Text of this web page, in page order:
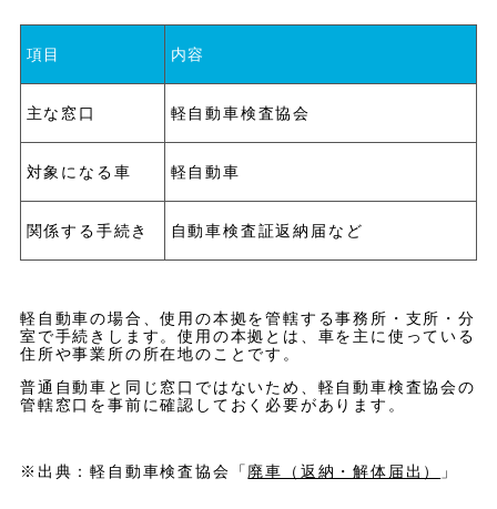
項目 内容
主な窓口 軽自動車検査協会
対象になる車 軽自動車
関係する手続き 自動車検査証返納届など
軽自動車の場合、使用の本拠を管轄する事務所・支所・分
室で手続きします。使用の本拠とは、車を主に使っている
住所や事業所の所在地のことです。
普通自動車と同じ窓口ではないため、軽自動車検査協会の
管轄窓口を事前に確認しておく必要があります。
※出典：軽自動車検査協会「 廃車（返納・解体届出） 」